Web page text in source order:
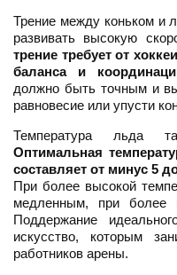
Трение между коньком и
развивать высокую
трение требует от
баланса и
должно быть точным и
равновесие или упусти
Температура льда
Оптимальная
составляет от минус 5
При более высокой
медленным, при более
Поддержание
искусство, которым
работников арены.